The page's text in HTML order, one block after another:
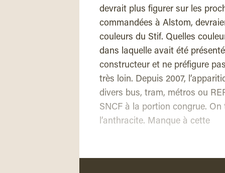
devrait plus figurer sur les
commandées à Alstom,
couleurs du Stif. Quelles
dans laquelle avait été
constructeur et ne préfigure
très loin. Depuis 2007,
divers bus, tram, métros ou
SNCF à la portion congrue.
l’anthracite. Manque à cette